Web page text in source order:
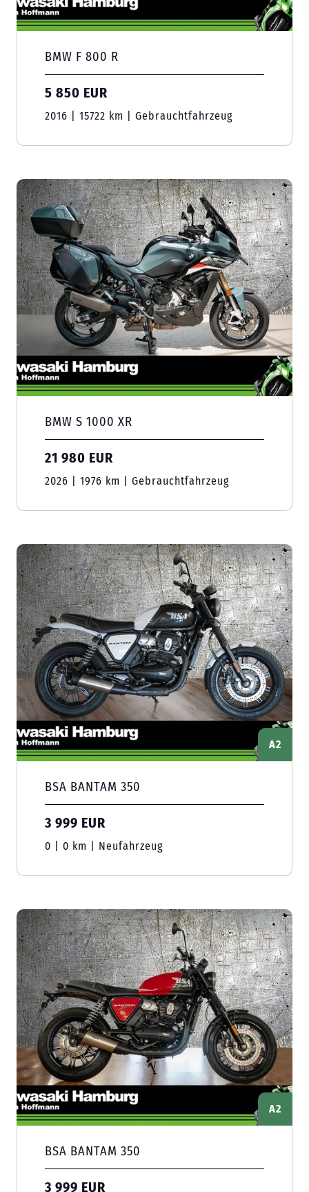
BMW F 800 R
5 850 EUR
2016 | 15722 km | Gebrauchtfahrzeug
BMW S 1000 XR
21 980 EUR
2026 | 1976 km | Gebrauchtfahrzeug
A2
BSA BANTAM 350
3 999 EUR
0 | 0 km | Neufahrzeug
A2
BSA BANTAM 350
3 999 EUR